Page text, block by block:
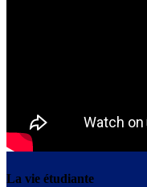
La vie étudiante